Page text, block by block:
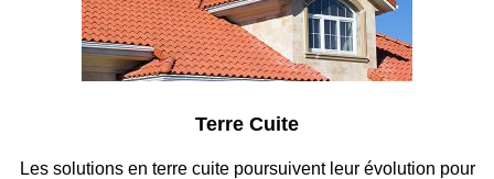
Terre Cuite
Les solutions en terre cuite poursuivent leur évolution pour